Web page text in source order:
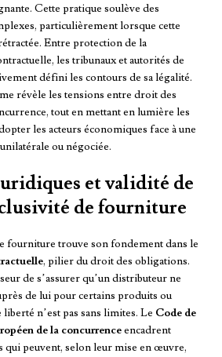
Cette pratique soulève des
particulièrement lorsque cette
Entre protection de la
les tribunaux et autorités de
défini les contours de sa légalité.
révèle les tensions entre droit des
tout en mettant en lumière les
les acteurs économiques face à une
ou négociée.
et validité de
de fourniture
fourniture trouve son fondement dans le
, pilier du droit des obligations.
de s’assurer qu’un distributeur ne
de lui pour certains produits ou
n’est pas sans limites. Le Code de
de la concurrenceencadrent
qui peuvent, selon leur mise en œuvre,